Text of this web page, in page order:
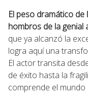
El peso dramático
hombros de la genial
que ya alcanzó la
logra aquí una
El actor transita
de éxito hasta la
comprende el